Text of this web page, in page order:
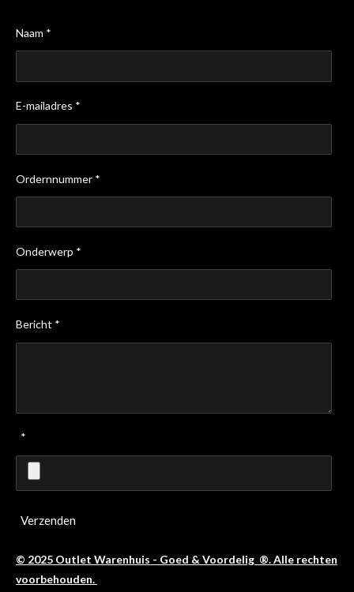
Naam *
E-mailadres *
Ordernnummer *
Onderwerp *
Bericht *
*
Verzenden
© 2025 Outlet Warenhuis - Goed & Voordelig ®. Alle rechten
voorbehouden.